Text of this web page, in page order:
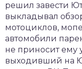
решил завести
выкладывал
мотоциклов,
автомобили
не приносит ему
выходивший на